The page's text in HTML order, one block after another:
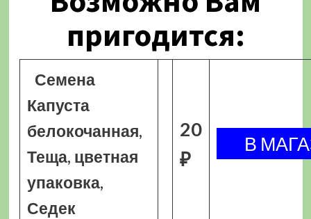
пригодится:
Семена
Капуста
белокочанная,
Теща, цветная
упаковка,
Седек
20
₽